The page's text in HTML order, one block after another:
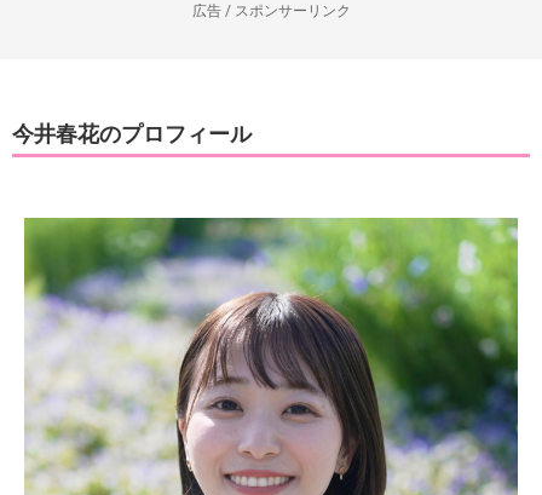
広告 / スポンサーリンク
今井春花のプロフィール